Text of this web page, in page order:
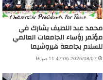
محمد عبد اللطيف يشارك في
مؤتمر رؤساء الجامعات العالمي
للسلام بجامعة هيروشيما
2026/08/07 11:47:06 صباحًا